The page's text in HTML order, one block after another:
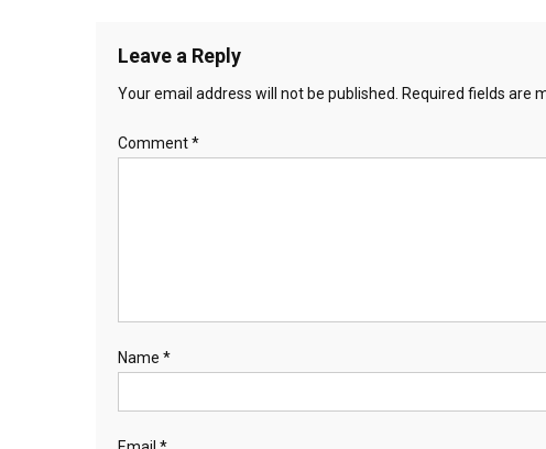
Leave a Reply
Your email address will not be published. Required fields are
Comment*
Name *